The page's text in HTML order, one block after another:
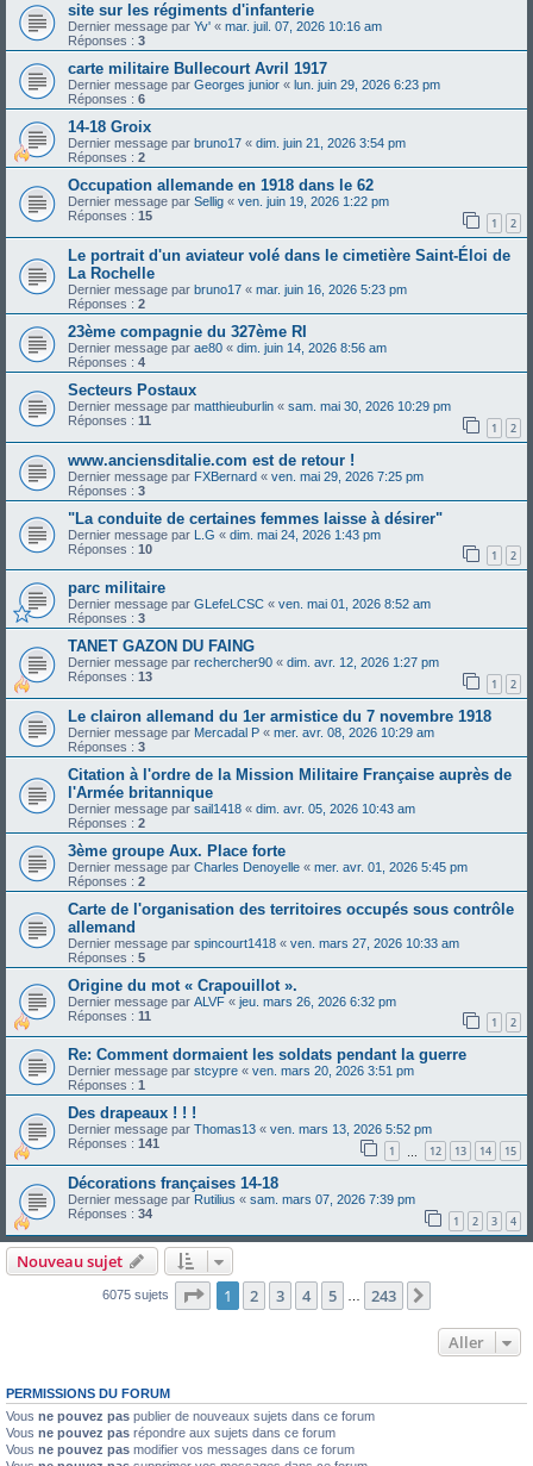
site sur les régiments d'infanterie
Dernier message par Yv' « mar. juil. 07, 2026 10:16 am
Réponses : 3
carte militaire Bullecourt Avril 1917
Dernier message par Georges junior « lun. juin 29, 2026 6:23 pm
Réponses : 6
14-18 Groix
Dernier message par bruno17 « dim. juin 21, 2026 3:54 pm
Réponses : 2
Occupation allemande en 1918 dans le 62
Dernier message par Sellig « ven. juin 19, 2026 1:22 pm
Réponses : 15 1 2
Le portrait d'un aviateur volé dans le cimetière Saint-Éloi de
La Rochelle
Dernier message par bruno17 « mar. juin 16, 2026 5:23 pm
Réponses : 2
23ème compagnie du 327ème RI
Dernier message par ae80 « dim. juin 14, 2026 8:56 am
Réponses : 4
Secteurs Postaux
Dernier message par matthieuburlin « sam. mai 30, 2026 10:29 pm
Réponses : 11 1 2
www.anciensditalie.com est de retour !
Dernier message par FXBernard « ven. mai 29, 2026 7:25 pm
Réponses : 3
"La conduite de certaines femmes laisse à désirer"
Dernier message par L.G « dim. mai 24, 2026 1:43 pm
Réponses : 10 1 2
parc militaire
Dernier message par GLefeLCSC « ven. mai 01, 2026 8:52 am
Réponses : 3
TANET GAZON DU FAING
Dernier message par rechercher90 « dim. avr. 12, 2026 1:27 pm
Réponses : 13 1 2
Le clairon allemand du 1er armistice du 7 novembre 1918
Dernier message par Mercadal P « mer. avr. 08, 2026 10:29 am
Réponses : 3
Citation à l'ordre de la Mission Militaire Française auprès de
l'Armée britannique
Dernier message par sail1418 « dim. avr. 05, 2026 10:43 am
Réponses : 2
3ème groupe Aux. Place forte
Dernier message par Charles Denoyelle « mer. avr. 01, 2026 5:45 pm
Réponses : 2
Carte de l'organisation des territoires occupés sous contrôle
allemand
Dernier message par spincourt1418 « ven. mars 27, 2026 10:33 am
Réponses : 5
Origine du mot « Crapouillot ».
Dernier message par ALVF « jeu. mars 26, 2026 6:32 pm
Réponses : 11 1 2
Re: Comment dormaient les soldats pendant la guerre
Dernier message par stcypre « ven. mars 20, 2026 3:51 pm
Réponses : 1
Des drapeaux ! ! !
Dernier message par Thomas13 « ven. mars 13, 2026 5:52 pm
Réponses : 141 1 12 13 14 15
Décorations françaises 14-18
Dernier message par Rutilius « sam. mars 07, 2026 7:39 pm
Réponses : 34 1 2 3 4
Nouveau sujet
6075 sujets Page 1sur243
1 2 3 4 5 243
Aller
PERMISSIONS DU FORUM
Vous ne pouvez pas publier de nouveaux sujets dans ce forum
Vous ne pouvez pas répondre aux sujets dans ce forum
Vous ne pouvez pas modifier vos messages dans ce forum